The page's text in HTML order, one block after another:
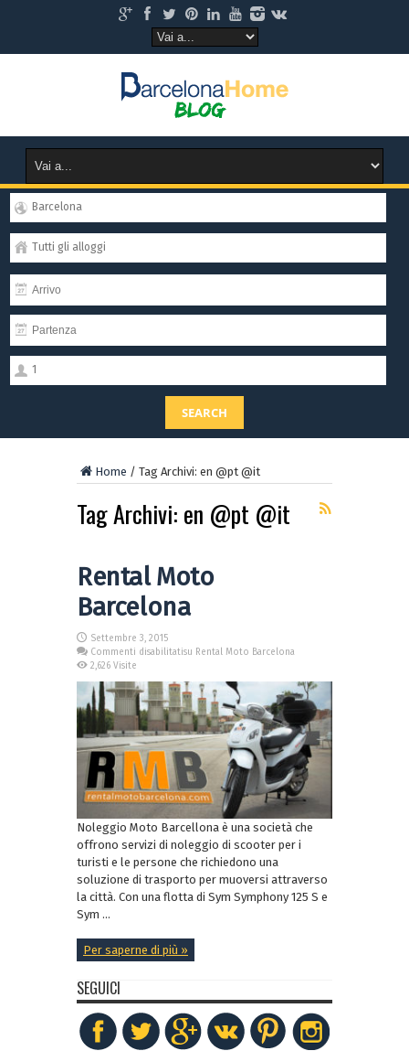
Barcelona
Tutti gli alloggi
1
SEARCH
Home / Tag Archivi: en @pt @it
Tag Archivi: en @pt @it
Rental Moto
Barcelona
Settembre 3, 2015
Commenti disabilitatisu Rental Moto Barcelona
2,626 Visite
Noleggio Moto Barcellona è una società che
offrono servizi di noleggio di scooter per i
turisti e le persone che richiedono una
soluzione di trasporto per muoversi attraverso
la città. Con una flotta di Sym Symphony 125 S e
Sym ...
Per saperne di più »
SEGUICI